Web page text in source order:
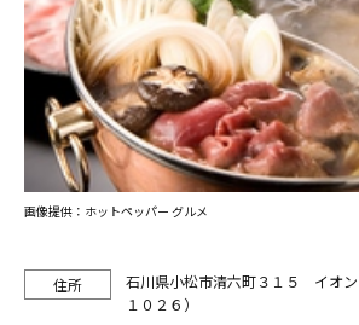
石川県小松市清六町３１５ イオ
１０２６）
画像提供：ホットペッパー グルメ